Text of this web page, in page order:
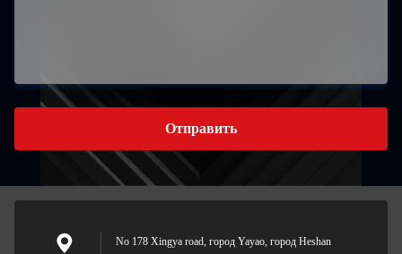
Отправить
No 178 Xingya road, город Yayao, город Heshan